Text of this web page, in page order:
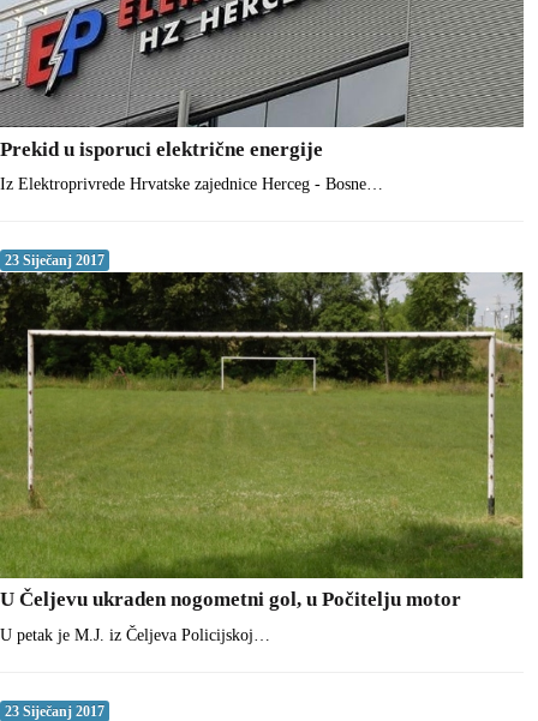
Prekid u isporuci električne energije
Iz Elektroprivrede Hrvatske zajednice Herceg - Bosne…
23 Siječanj 2017
U Čeljevu ukraden nogometni gol, u Počitelju motor
U petak je M.J. iz Čeljeva Policijskoj…
23 Siječanj 2017